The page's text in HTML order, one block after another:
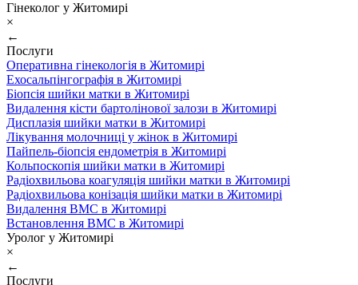
Гінеколог у Житомирі
×
←
Послуги
Оперативна гінекологія в Житомирі
Ехосальпінгографія в Житомирі
Біопсія шийки матки в Житомирі
Видалення кісти бартолінової залози в Житомирі
Дисплазія шийки матки в Житомирі
Лікування молочниці у жінок в Житомирі
Пайпель-біопсія ендометрія в Житомирі
Кольпоскопія шийки матки в Житомирі
Радіохвильова коагуляція шийки матки в Житомирі
Радіохвильова конізація шийки матки в Житомирі
Видалення ВМС в Житомирі
Встановлення ВМС в Житомирі
Уролог у Житомирі
×
←
Послуги